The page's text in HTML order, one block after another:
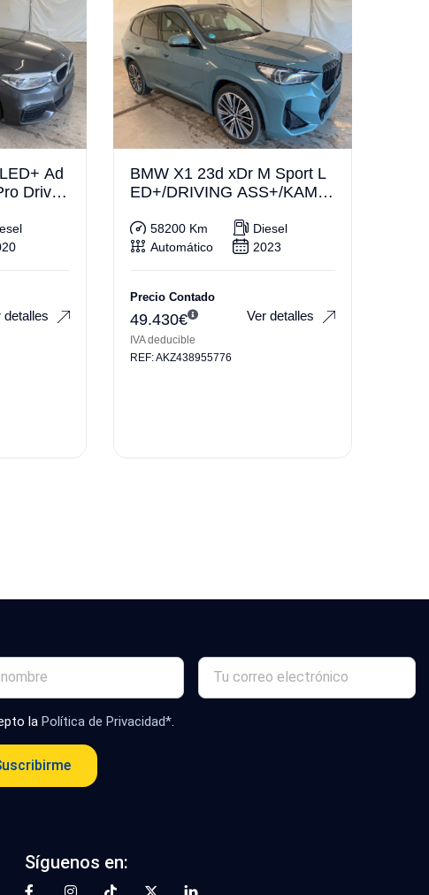
Ad
Drivin
detalles
BMW X1 23d xDr M Sport L
ED+/DRIVING ASS+/KAME
58200 Km
Diesel
Automático
2023
Precio Contado
49.430€
IVA deducible
Ver detalles
REF: AKZ438955776
laPolítica de Privacidad*
Síguenos en: